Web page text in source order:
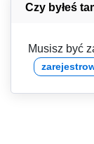
Czy byłeś
Musisz być